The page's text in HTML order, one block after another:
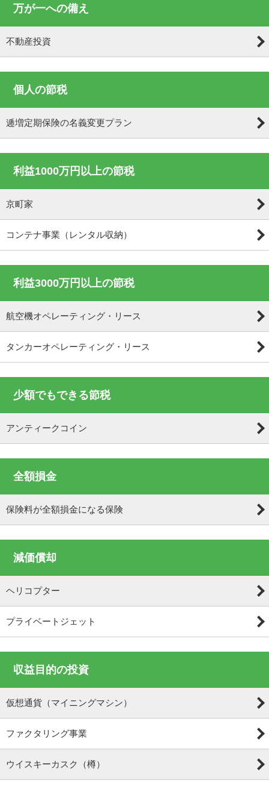
万が一への備え
不動産投資
個人の節税
逓増定期保険の名義変更プラン
利益1000万円以上の節税
京町家
コンテナ事業（レンタル収納）
利益3000万円以上の節税
航空機オペレーティング・リース
タンカーオペレーティング・リース
少額でもできる節税
アンティークコイン
全額損金
保険料が全額損金になる保険
減価償却
ヘリコプター
プライベートジェット
収益目的の投資
仮想通貨（マイニングマシン）
ファクタリング事業
ウイスキーカスク（樽）